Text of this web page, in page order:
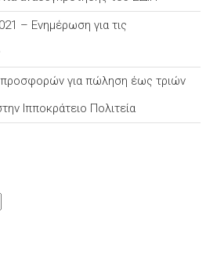
– Ενημέρωση για τις
για πώληση έως τριών
Ιπποκράτειο Πολιτεία